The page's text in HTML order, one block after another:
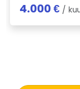
4.000 € /